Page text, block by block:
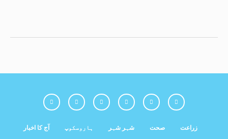
آج کا اخبار ہاروسکوپ شہر شہر صحت زراعت